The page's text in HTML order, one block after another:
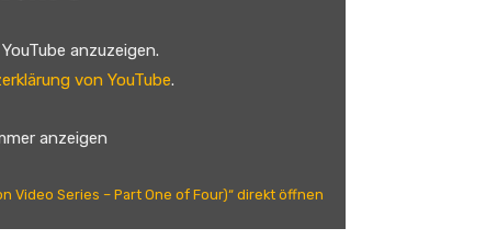
anzuzeigen.
von YouTube.
anzeigen
Video Series – Part One of Four)“ direkt öffnen